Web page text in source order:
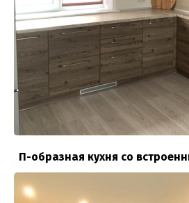
П-образная кухня со